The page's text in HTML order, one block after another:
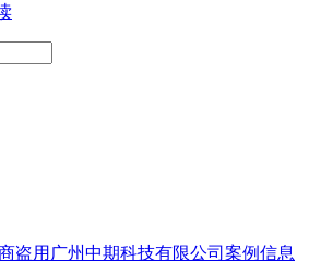
盗用广州中期科技有限公司案例信息